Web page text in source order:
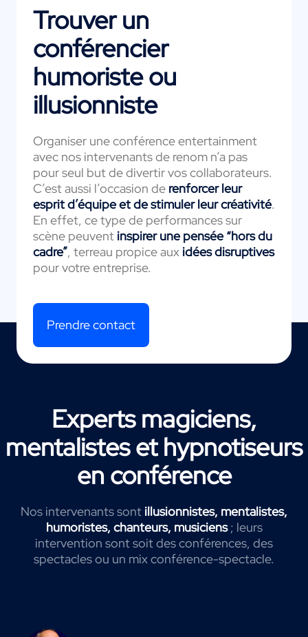
Trouver un
conférencier
humoriste ou
illusionniste
Organiser une conférence entertainment
avec nos intervenants de renom n’a pas
pour seul but de divertir vos collaborateurs.
C’est aussi l’occasion de renforcer leur
esprit d’équipe et de stimuler leur créativité.
En effet, ce type de performances sur
scène peuvent inspirer une pensée “hors du
cadre”, terreau propice aux idées disruptives
pour votre entreprise.
Prendre contact
Experts magiciens,
mentalistes et hypnotiseurs
en conférence
Nos intervenants sont illusionnistes, mentalistes,
humoristes, chanteurs, musiciens; leurs
intervention sont soit des conférences, des
spectacles ou un mix conférence-spectacle.